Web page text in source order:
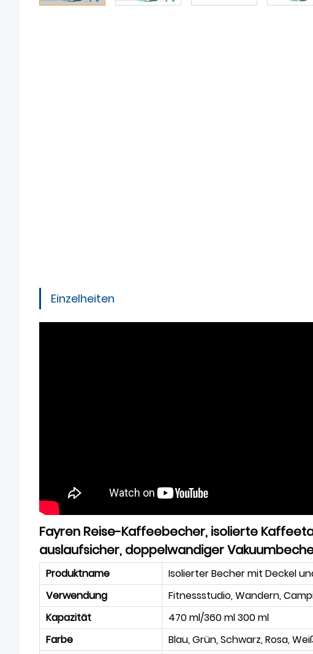
Einzelheiten
Fayren Reise-Kaffeebecher, isolierte
auslaufsicher, doppelwandiger
Produktname
Isolierter Becher mit Deckel
Verwendung
Fitnessstudio, Wandern,
Kapazität
470 ml/360 ml 300 ml
Farbe
Blau, Grün, Schwarz, Rosa,